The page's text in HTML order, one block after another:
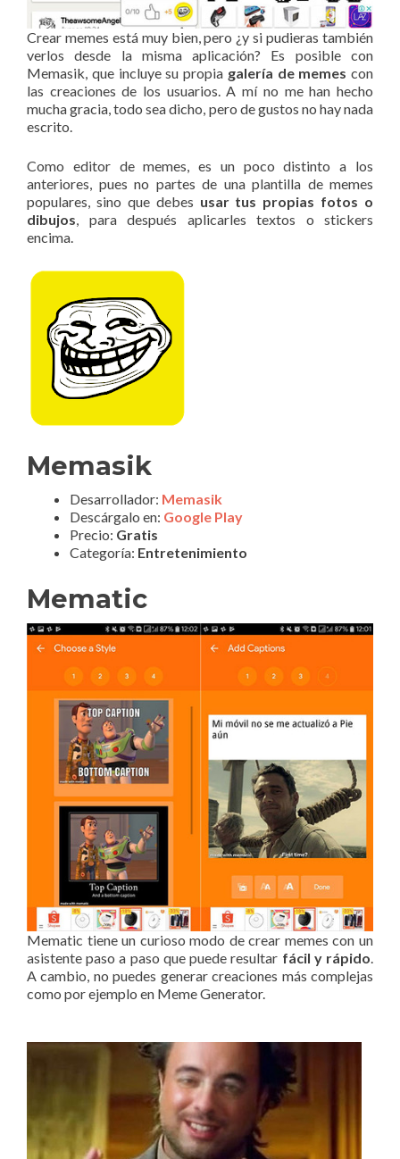
Crear memes está muy bien, pero ¿y si pudieras también
verlos desde la misma aplicación? Es posible con
Memasik, que incluye su propia galería de memes con
las creaciones de los usuarios. A mí no me han hecho
mucha gracia, todo sea dicho, pero de gustos no hay nada
escrito.
Como editor de memes, es un poco distinto a los
anteriores, pues no partes de una plantilla de memes
populares, sino que debes usar tus propias fotos o
dibujos, para después aplicarles textos o stickers
encima.
Memasik
Desarrollador: Memasik
Descárgalo en: Google Play
Precio: Gratis
Categoría: Entretenimiento
Mematic
Mematic tiene un curioso modo de crear memes con un
asistente paso a paso que puede resultar fácil y rápido
A cambio, no puedes generar creaciones más complejas
como por ejemplo en Meme Generator.